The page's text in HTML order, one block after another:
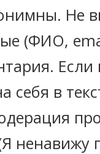
Не
(ФИО,
себя в
ненавижу